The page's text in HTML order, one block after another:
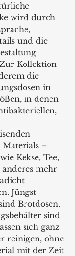
wird durch
und die
Kollektion
die
in
in denen
Materials –
Kekse, Tee,
anderes mehr
Jüngst
Brotdosen.
sind
sich ganz
reinigen, ohne
mit der Zeit